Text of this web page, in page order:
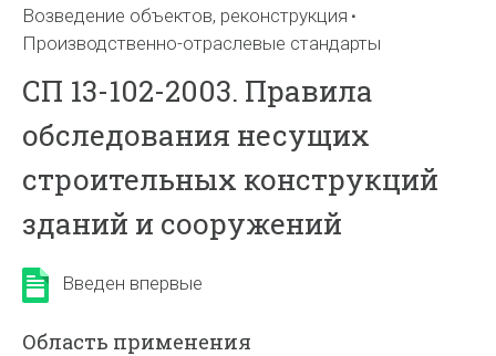
Возведение объектов, реконструкция
Производственно-отраслевые стандарты
СП 13-102-2003. Правила
обследования несущих
строительных конструкций
зданий и сооружений
Введен впервые
Область применения